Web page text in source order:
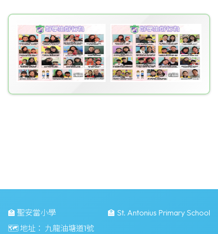
🏫 聖安當小學
🏫 St. Antonius Primary School
🗺️ 地址： 九龍油塘道1號